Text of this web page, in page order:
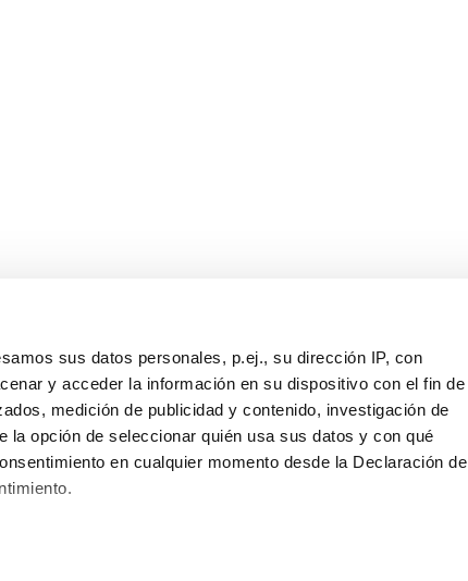
sus datos personales, p.ej., su dirección IP, con
y acceder la información en su dispositivo con el fin de
medición de publicidad y contenido, investigación de
la opción de seleccionar quién usa sus datos y con qué
en cualquier momento desde la Declaración de